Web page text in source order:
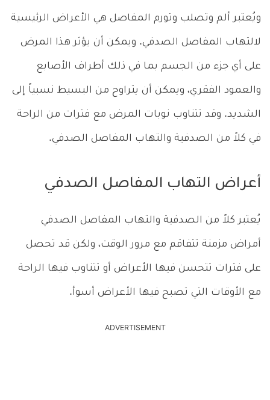
ويُعتبر ألم وتصلب وتورم المفاصل هي الأعراض الرئيسية
لالتهاب المفاصل الصدفي. ويمكن أن يؤثر هذا المرض
على أي جزء من الجسم بما في ذلك أطراف الأصابع
والعمود الفقري، ويمكن أن يتراوح من البسيط نسبياً إلى
الشديد. وقد تتناوب نوبات المرض مع فترات من الراحة
في كلاً من الصدفية والتهاب المفاصل الصدفي.
أعراض التهاب المفاصل الصدفي
يُعتبر كلاً من الصدفية والتهاب المفاصل الصدفي
أمراض مزمنة تتفاقم مع مرور الوقت، ولكن قد تحصل
على فترات تتحسن فيها الأعراض أو تتناوب فيها الراحة
مع الأوقات التي تصبح فيها الأعراض أسوأ.
ADVERTISEMENT